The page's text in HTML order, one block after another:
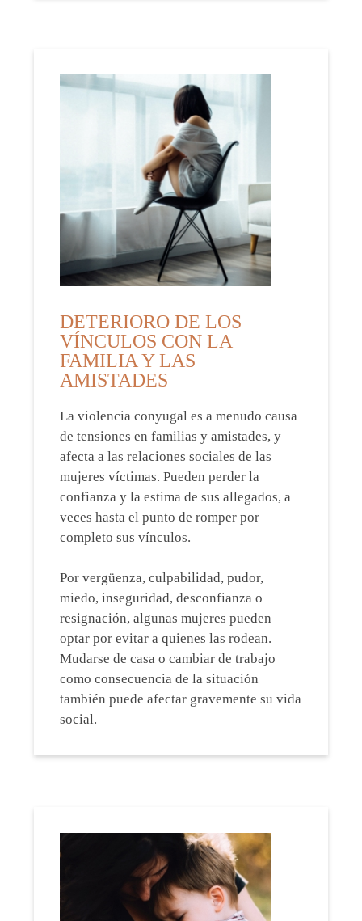
DETERIORO DE LOS
VÍNCULOS CON LA
FAMILIA Y LAS
AMISTADES
La violencia conyugal es a menudo causa
de tensiones en familias y amistades, y
afecta a las relaciones sociales de las
mujeres víctimas. Pueden perder la
confianza y la estima de sus allegados, a
veces hasta el punto de romper por
completo sus vínculos.
Por vergüenza, culpabilidad, pudor,
miedo, inseguridad, desconfianza o
resignación, algunas mujeres pueden
optar por evitar a quienes las rodean.
Mudarse de casa o cambiar de trabajo
como consecuencia de la situación
también puede afectar gravemente su vida
social.